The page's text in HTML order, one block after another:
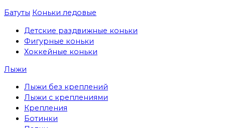
Батуты Коньки ледовые
Детские раздвижные коньки
Фигурные коньки
Хоккейные коньки
Лыжи
Лыжи без креплений
Лыжи с креплениями
Крепления
Ботинки